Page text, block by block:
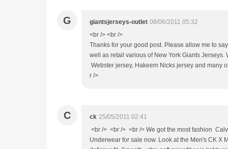
G giantsjerseys-outlet 08/06/2011 05:32
<br /> <br />
Thanks for your good post. Please allow me to
well as retail various of New York Giants
Webster jersey, Hakeem Nicks jersey and many
r />
C ck 25/05/2011 02:41
<br /> <br /> <br /> We got the most fashion
Underwear for sale now. Look at the Men's CK X